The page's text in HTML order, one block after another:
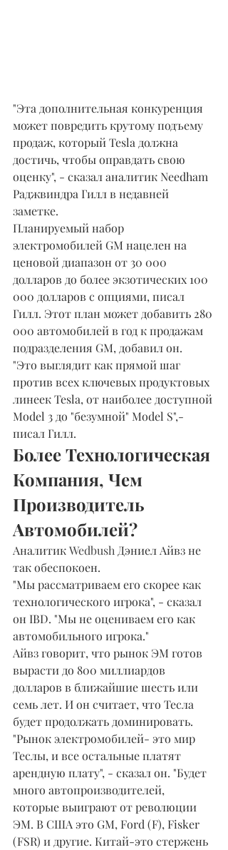
"Эта дополнительная конкуренция
может повредить крутому подъему
продаж, который Tesla должна
достичь, чтобы оправдать свою
оценку", - сказал аналитик Needham
Раджвиндра Гилл в недавней
заметке.
Планируемый набор
электромобилей GM нацелен на
ценовой диапазон от 30 000
долларов до более экзотических 100
000 долларов с опциями, писал
Гилл. Этот план может добавить 280
000 автомобилей в год к продажам
подразделения GM, добавил он.
"Это выглядит как прямой шаг
против всех ключевых продуктовых
линеек Tesla, от наиболее доступной
Model 3 до "безумной" Model S",-
писал Гилл.
Более Технологическая
Компания, Чем
Производитель
Автомобилей?
Аналитик Wedbush Дэниел Айвз не
так обеспокоен.
"Мы рассматриваем его скорее как
технологического игрока", - сказал
он IBD. "Мы не оцениваем его как
автомобильного игрока."
Айвз говорит, что рынок ЭМ готов
вырасти до 800 миллиардов
долларов в ближайшие шесть или
семь лет. И он считает, что Тесла
будет продолжать доминировать.
"Рынок электромобилей- это мир
Теслы, и все остальные платят
арендную плату", - сказал он. "Будет
много автопроизводителей,
которые выиграют от революции
ЭМ. В США это GM, Ford (F), Fisker
(FSR) и другие. Китай-это стержень